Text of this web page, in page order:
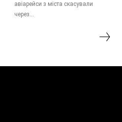
авіарейси з міста скасували
через...